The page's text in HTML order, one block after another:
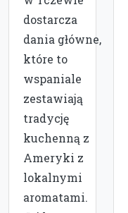
dostarcza
dania główne,
które to
wspaniale
zestawiają
tradycję
kuchenną z
Ameryki z
lokalnymi
aromatami.